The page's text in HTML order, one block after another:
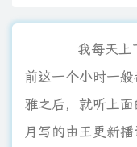
我每天上下班
前这一个小时一
雅之后，就听上
月写的由王更新